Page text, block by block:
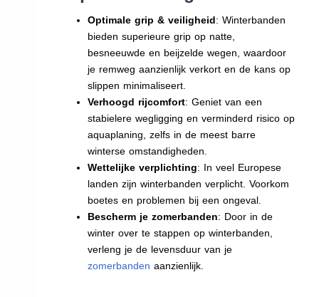
Optimale grip & veiligheid: Winterbanden
bieden superieure grip op natte,
besneeuwde en beijzelde wegen, waardoor
je remweg aanzienlijk verkort en de kans op
slippen minimaliseert.
Verhoogd rijcomfort: Geniet van een
stabielere wegligging en verminderd risico op
aquaplaning, zelfs in de meest barre
winterse omstandigheden.
Wettelijke verplichting: In veel Europese
landen zijn winterbanden verplicht. Voorkom
boetes en problemen bij een ongeval.
Bescherm je zomerbanden: Door in de
winter over te stappen op winterbanden,
verleng je de levensduur van je
zomerbanden aanzienlijk.